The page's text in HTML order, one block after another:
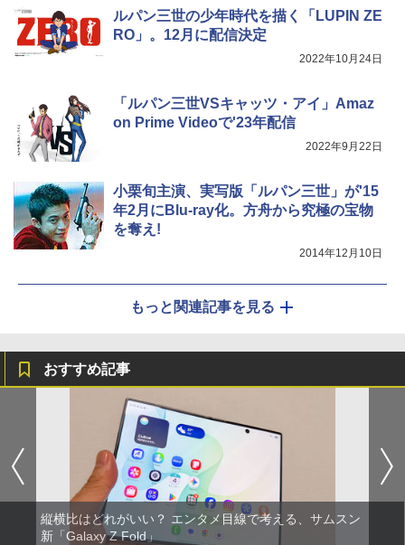
ルパン三世の少年時代を描く「LUPIN ZE
RO」。12月に配信決定
2022年10月24日
「ルパン三世VSキャッツ・アイ」Amaz
on Prime Videoで'23年配信
2022年9月22日
小栗旬主演、実写版「ルパン三世」が'15
年2月にBlu-ray化。方舟から究極の宝物
を奪え!
2014年12月10日
もっと関連記事を見る
おすすめ記事
縦横比はどれがいい？ エンタメ目線で考える、サムスン
新「Galaxy Z Fold」